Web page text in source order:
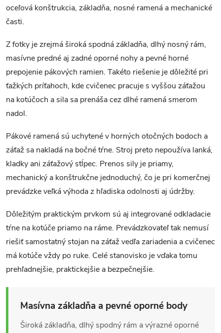
oceľová konštrukcia, základňa, nosné ramená a mechanické
časti.
Z fotky je zrejmá široká spodná základňa, dlhý nosný rám,
masívne predné aj zadné oporné nohy a pevné horné
prepojenie pákových ramien. Takéto riešenie je dôležité pri
ťažkých príťahoch, kde cvičenec pracuje s vyššou záťažou
na kotúčoch a sila sa prenáša cez dlhé ramená smerom
nadol.
Pákové ramená sú uchytené v horných otočných bodoch a
záťaž sa nakladá na bočné tŕne. Stroj preto nepoužíva lanká,
kladky ani záťažový stĺpec. Prenos sily je priamy,
mechanický a konštrukčne jednoduchý, čo je pri komerčnej
prevádzke veľká výhoda z hľadiska odolnosti aj údržby.
Dôležitým praktickým prvkom sú aj integrované odkladacie
tŕne na kotúče priamo na ráme. Prevádzkovateľ tak nemusí
riešiť samostatný stojan na záťaž vedľa zariadenia a cvičenec
má kotúče vždy po ruke. Celé stanovisko je vďaka tomu
prehľadnejšie, praktickejšie a bezpečnejšie.
Masívna základňa a pevné oporné body
Široká základňa, dlhý spodný rám a výrazné oporné